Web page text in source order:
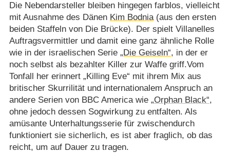
Die Nebendarsteller bleiben hingegen farblos, vielleicht
mit Ausnahme des Dänen Kim Bodnia(aus den ersten
beiden Staffeln von Die Brücke). Der spielt Villanelles
Auftragsvermittler und damit eine ganz ähnliche Rolle
wie in der israelischen Serie „Die Geiseln“, in der er
noch selbst als bezahlter Killer zur Waffe griff.Vom
Tonfall her erinnert „Killing Eve“ mit ihrem Mix aus
britischer Skurrilität und internationalem Anspruch an
andere Serien von BBC America wie „Orphan Black“,
ohne jedoch dessen Sogwirkung zu entfalten. Als
amüsante Unterhaltungsserie für zwischendurch
funktioniert sie sicherlich, es ist aber fraglich, ob das
reicht, um auf Dauer zu tragen.